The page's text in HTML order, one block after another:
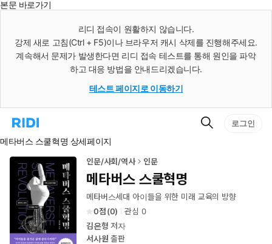
본문 바로가기
리디 접속이 원활하지 않습니다.
강제 새로 고침(Ctrl + F5)이나 브라우저 캐시 삭제를 진행해주세요.
계속해서 문제가 발생한다면 리디 접속 테스트를 통해 원인을 파악
하고 대응 방법을 안내드리겠습니다.
테스트 페이지로 이동하기
리
홈
로
이
동
검
로그인
메타버스 스쿨혁명 상세페이지
인문/사회/역사 인문
메타버스 스쿨혁명
메타버스세대 아이들을 위한 미래 교육의 방향
0
(0) 관심 0
김은형 저자
서사원 출판